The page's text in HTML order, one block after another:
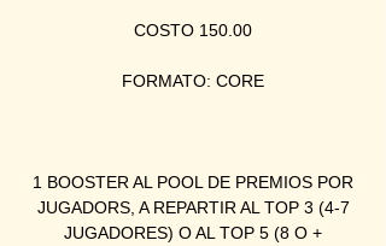
COSTO 150.00
FORMATO: CORE
1 BOOSTER AL POOL DE PREMIOS POR
JUGADORS, A REPARTIR AL TOP 3 (4-7
JUGADORES) O AL TOP 5 (8 O +